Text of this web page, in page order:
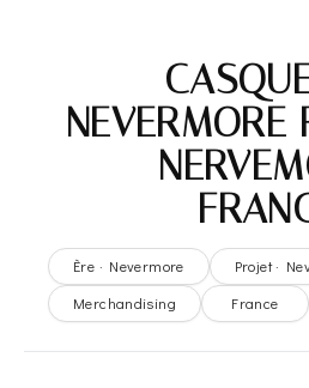
NEVERMORE
–
Ère · Nevermore
Projet ·
Merchandising
France